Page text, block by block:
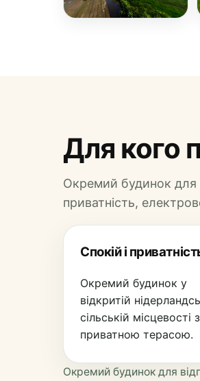
Для кого
Окремий будинок для
приватність,
Спокій і
Окремий будинок у
відкритій
сільській місцевості з
приватною терасою.
Окремий будинок для